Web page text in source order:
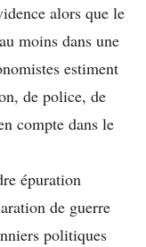
alors que le
moins dans une
estiment
de police, de
compte dans le
épuration
de guerre
politiques